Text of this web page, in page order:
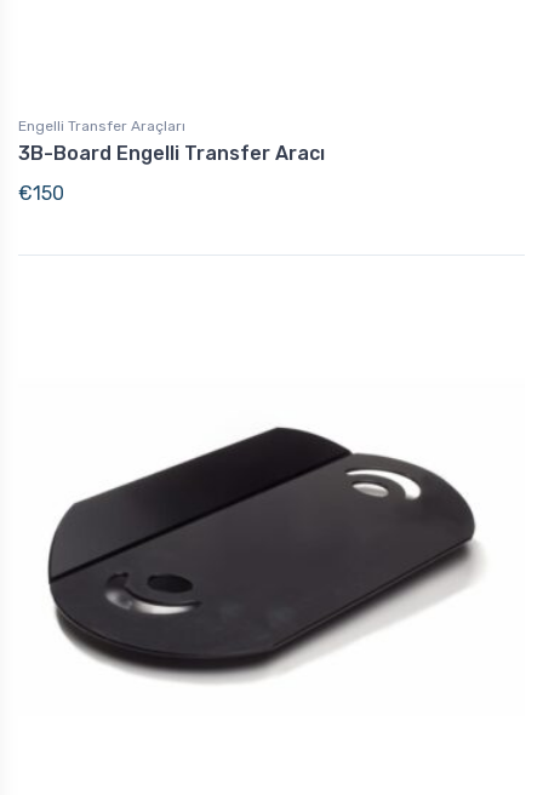
Engelli Transfer Araçları
3B-Board Engelli Transfer Aracı
€150